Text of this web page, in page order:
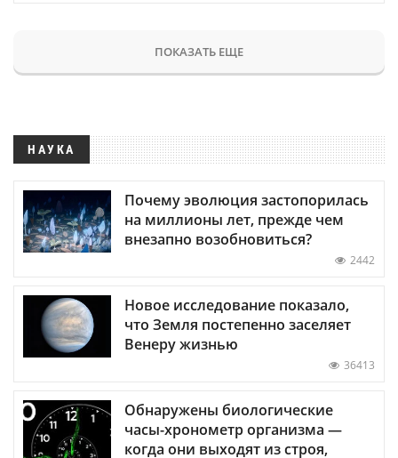
ПОКАЗАТЬ ЕЩЕ
НАУКА
Почему эволюция застопорилась
на миллионы лет, прежде чем
внезапно возобновиться?
2442
Новое исследование показало,
что Земля постепенно заселяет
Венеру жизнью
36413
Обнаружены биологические
часы-хронометр организма —
когда они выходят из строя,